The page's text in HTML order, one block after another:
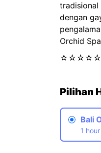
tradisional
dengan
Orchid
☆ ☆ ☆ ☆ ☆
Pilihan
Bali
1 hour